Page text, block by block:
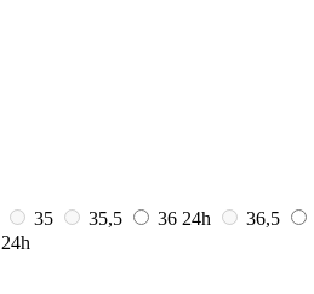
35 35,5 36 24h
36,5
24h